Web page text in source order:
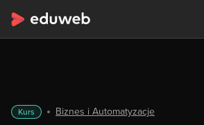
Kurs Biznes i Automatyzacje